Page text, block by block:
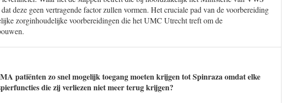
deze geen vertragende factor zullen vormen. Het cruciale pad van de voorbereiding
zorginhoudelijke voorbereidingen die het UMC Utrecht treft om de
patiënten zo snel mogelijk toegang moeten krijgen tot Spinraza omdat elke
die zij verliezen niet meer terug krijgen?